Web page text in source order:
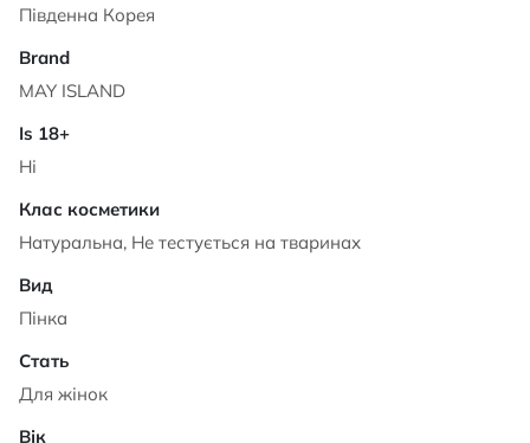
Південна Корея
MAY ISLAND
Ні
Натуральна, Не тестується на тваринах
Пінка
Для жінок